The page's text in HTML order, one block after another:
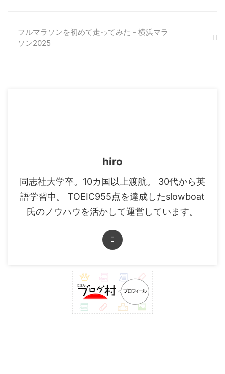
フルマラソンを初めて走ってみた - 横浜マラ
ソン2025
hiro
同志社大学卒。10カ国以上渡航。 30代から英
語学習中。 TOEIC955点を達成したslowboat
氏のノウハウを活かして運営しています。